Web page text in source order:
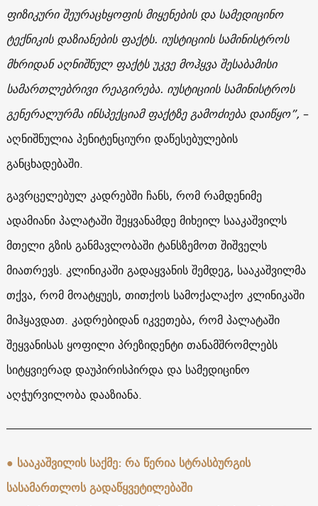
ფიზიკური შეურაცხყოფის მიყენების და სამედიცინო
ტექნიკის დაზიანების ფაქტს. იუსტიციის სამინისტროს
მხრიდან აღნიშნულ ფაქტს უკვე მოჰყვა შესაბამისი
სამართლებრივი რეაგირება. იუსტიციის სამინისტროს
გენერალურმა ინსპექციამ ფაქტზე გამოძიება დაიწყო”, –
აღნიშნულია პენიტენციური დაწესებულების
განცხადებაში.
გავრცელებულ კადრებში ჩანს, რომ რამდენიმე
ადამიანი პალატაში შეყვანამდე მიხეილ სააკაშვილს
მთელი გზის განმავლობაში ტანსზემოთ შიშველს
მიათრევს. კლინიკაში გადაყვანის შემდეგ, სააკაშვილმა
თქვა, რომ მოატყუეს, თითქოს სამოქალაქო კლინიკაში
მიჰყავდათ. კადრებიდან იკვეთება, რომ პალატაში
შეყვანისას ყოფილი პრეზიდენტი თანამშრომლებს
სიტყვიერად დაუპირისპირდა და სამედიცინო
აღჭურვილობა დააზიანა.
● სააკაშვილის საქმე: რა წერია სტრასბურგის
სასამართლოს გადაწყვეტილებაში